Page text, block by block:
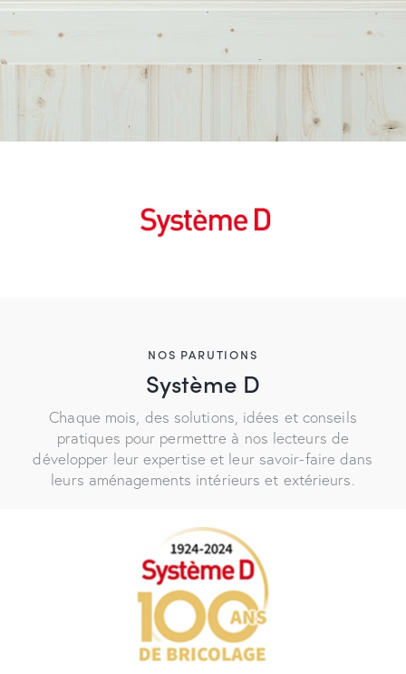
NOS PARUTIONS
Système D
Chaque mois, des solutions, idées et conseils
pratiques pour permettre à nos lecteurs de
développer leur expertise et leur savoir-faire dans
leurs aménagements intérieurs et extérieurs.